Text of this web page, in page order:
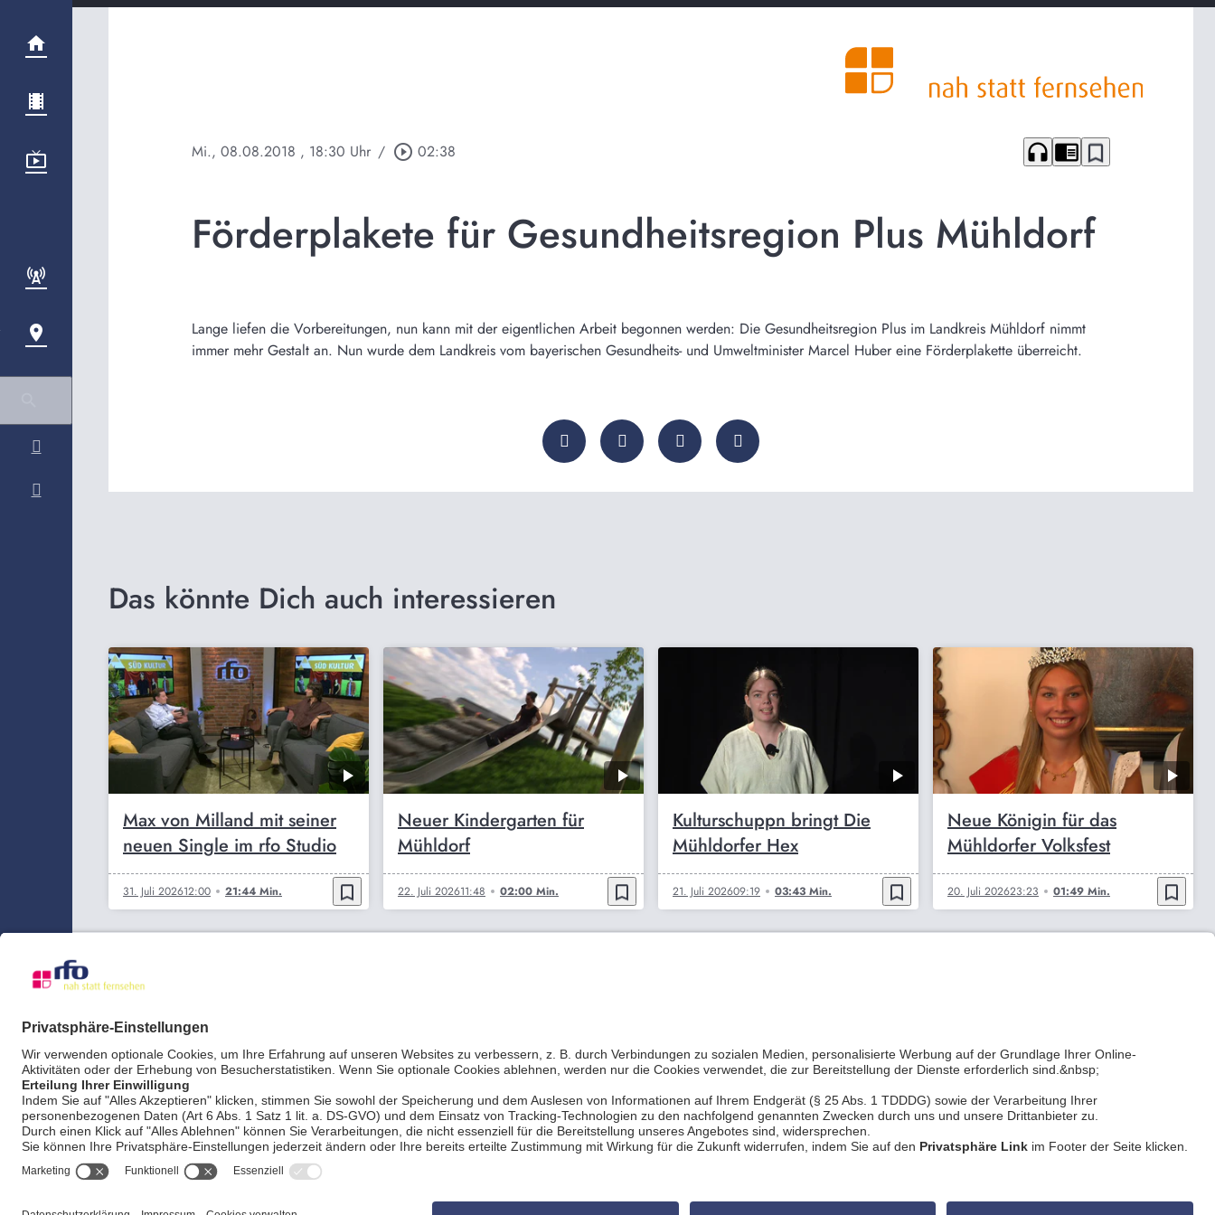
Mi., 08.08.2018 , 18:30 Uhr / play_circle_outline 02:38 headphones chrome_reader_mode bookmark_border
Förderplakete für Gesundheitsregion Plus Mühldorf
Lange liefen die Vorbereitungen, nun kann mit der eigentlichen Arbeit begonnen werden: Die Gesundheitsregion Plus im Landkreis Mühldorf nimmt
immer mehr Gestalt an. Nun wurde dem Landkreis vom bayerischen Gesundheits- und Umweltminister Marcel Huber eine Förderplakette überreicht.
Das könnte Dich auch interessieren
Max von Milland mit seiner
neuen Single im rfo Studio
31. Juli 202612:00 21:44 Min. bookmark_border
Neuer Kindergarten für
Mühldorf
22. Juli 202611:48 02:00 Min. bookmark_border
Kulturschuppn bringt Die
Mühldorfer Hex
21. Juli 202609:19 03:43 Min. bookmark_border
Neue Königin für das
Mühldorfer Volksfest
20. Juli 202623:23 01:49 Min. bookmark_border
AGB